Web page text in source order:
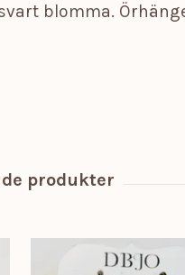
blomma.